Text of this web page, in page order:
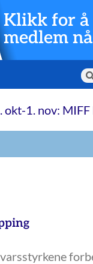
Klikk for
medlem nå
okt-1. nov: MIFF